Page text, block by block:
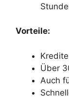
Vorteile:
Über
Auch